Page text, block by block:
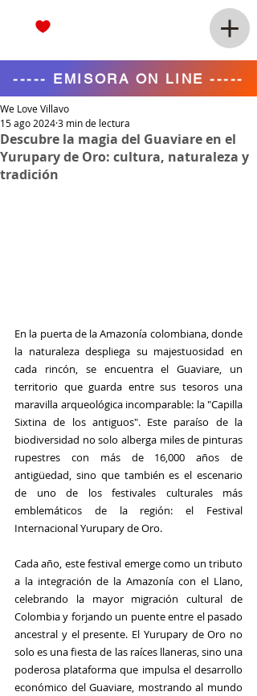
----- EMISORA ON LINE -----
Descubre la magia del Guaviare en el
Yurupary de Oro: cultura, naturaleza y
tradición
We Love Villavo
15 ago 20243 min de lectura
En la puerta de la Amazonía colombiana, donde
la naturaleza despliega su majestuosidad en
cada rincón, se encuentra el Guaviare, un
territorio que guarda entre sus tesoros una
maravilla arqueológica incomparable: la "Capilla
Sixtina de los antiguos". Este paraíso de la
biodiversidad no solo alberga miles de pinturas
rupestres con más de 16,000 años de
antigüedad, sino que también es el escenario
de uno de los festivales culturales más
emblemáticos de la región: el Festival
Internacional Yurupary de Oro.
Cada año, este festival emerge como un tributo
a la integración de la Amazonía con el Llano,
celebrando la mayor migración cultural de
Colombia y forjando un puente entre el pasado
ancestral y el presente. El Yurupary de Oro no
solo es una fiesta de las raíces llaneras, sino una
poderosa plataforma que impulsa el desarrollo
económico del Guaviare, mostrando al mundo